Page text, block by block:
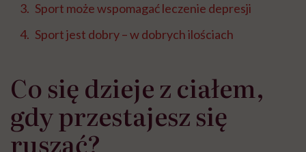
Sport może wspomagać leczenie depresji
Sport jest dobry – w dobrych ilościach
Co się dzieje z ciałem,
gdy przestajesz się
ruszać?